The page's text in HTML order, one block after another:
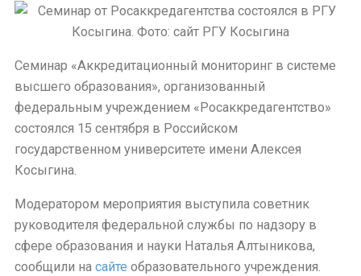
Семинар «Аккредитационный мониторинг в системе
высшего образования», организованный
федеральным учреждением «Росаккредагентство»
состоялся 15 сентября в Российском
государственном университете имени Алексея
Косыгина.
Модератором мероприятия выступила советник
руководителя федеральной службы по надзору в
сфере образования и науки Наталья Алтыникова,
сообщили на сайте образовательного учреждения.